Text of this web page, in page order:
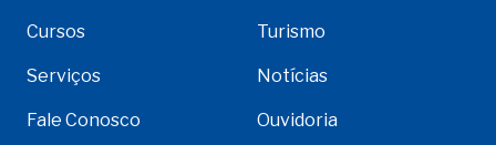
Cursos Turismo
Serviços Notícias
Fale Conosco Ouvidoria